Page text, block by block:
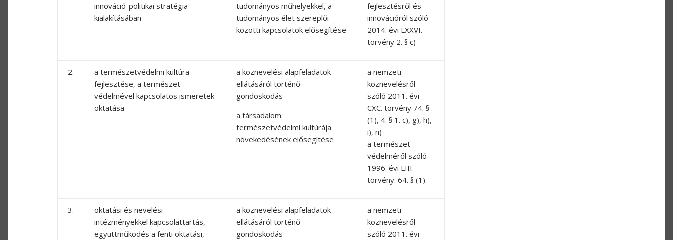
innováció-politikai stratégia
kialakításában
tudományos műhelyekkel, a
tudományos élet szereplői
közötti kapcsolatok elősegítése
fejlesztésről és
innovációról szóló
2014. évi LXXVI.
törvény 2. § c)
2.
a természetvédelmi kultúra
fejlesztése, a természet
védelmével kapcsolatos ismeretek
oktatása
a köznevelési alapfeladatok
ellátásáról történő
gondoskodás
a társadalom
természetvédelmi kultúrája
növekedésének elősegítése
a nemzeti
köznevelésről
szóló 2011. évi
CXC. törvény 74. §
(1), 4. § 1. c), g), h),
i), n)
a természet
védelméről szóló
1996. évi LIII.
törvény. 64. § (1)
3.
oktatási és nevelési
intézményekkel kapcsolattartás,
együttműködés a fenti oktatási,
a köznevelési alapfeladatok
ellátásáról történő
gondoskodás
a nemzeti
köznevelésről
szóló 2011. évi